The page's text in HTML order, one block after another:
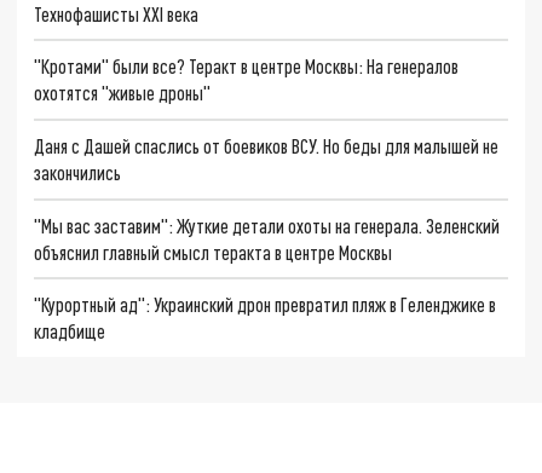
Технофашисты XXI века
"Кротами" были все? Теракт в центре Москвы: На генералов
охотятся "живые дроны"
Даня с Дашей спаслись от боевиков ВСУ. Но беды для малышей не
закончились
"Мы вас заставим": Жуткие детали охоты на генерала. Зеленский
объяснил главный смысл теракта в центре Москвы
"Курортный ад": Украинский дрон превратил пляж в Геленджике в
кладбище